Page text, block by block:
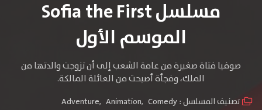
مسلسل Sofia the First
الموسم الأول
صوفيا فتاة صغيرة من عامة الشعب إلى أن تزوجت والدتها من
الملك، وفجأة أصبحت من العائلة المالكة.
تصنيف المسلسل : Adventure, Animation, Comedy